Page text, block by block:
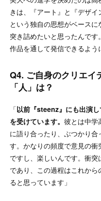
きは、『アート』と『デザ
という独自の思想がベース
突き詰めたいと思ったんです
作品を通して発信できるよう
Q4. ご自身のクリエイ
「人」は？
「以前『steenz』にも出演し
を受けています。 彼とは中学
に語り合ったり、ぶつかり
す。かなりの頻度で意見の
ですし、楽しいんです。衝
であり、この過程はこれか
ると思っています」